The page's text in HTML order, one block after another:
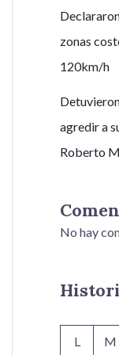
zonas
120km/h
agredir a
Roberto
No hay
L
M